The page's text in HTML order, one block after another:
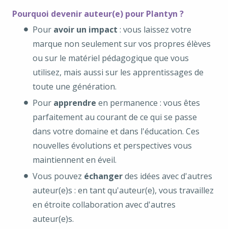
Pourquoi devenir auteur(e) pour Plantyn ?
Pour avoir un impact : vous laissez votre
marque non seulement sur vos propres élèves
ou sur le matériel pédagogique que vous
utilisez, mais aussi sur les apprentissages de
toute une génération.
Pour apprendre en permanence : vous êtes
parfaitement au courant de ce qui se passe
dans votre domaine et dans l'éducation. Ces
nouvelles évolutions et perspectives vous
maintiennent en éveil.
Vous pouvez échangerdes idées avec d'autres
auteur(e)s : en tant qu'auteur(e), vous travaillez
en étroite collaboration avec d'autres
auteur(e)s.